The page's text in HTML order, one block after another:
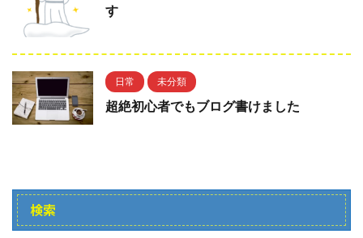
す
日常 未分類
超絶初心者でもブログ書けました
検索